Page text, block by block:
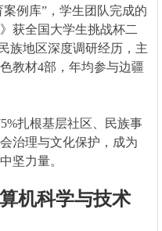
例库”，学生团队完成的
获全国大学生挑战杯二
族地区深度调研经历，主
教材4部，年均参与边疆
扎根基层社区、民族事
治理与文化保护，成为
坚力量。
机科学与技术